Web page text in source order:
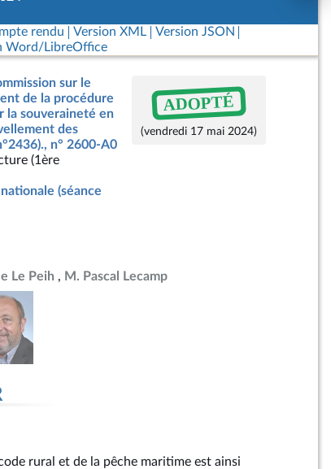
rendu Version XML
Version JSON
Word/LibreOffice
sur le
de la procédure
la souveraineté en
des
n° 2600-A0
(1ère
(séance
ADOPTÉ
(vendredi 17 mai 2024)
Le Peih M. Pascal Lecamp
rural et de la pêche maritime est ainsi